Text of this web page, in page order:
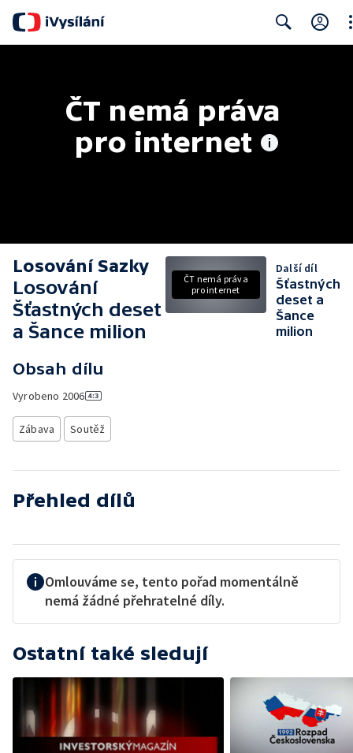
ČT nemá práva
pro internet
Losování Sazky
Losování
Šťastných deset
a Šance milion
Obsah dílu
Vyrobeno 2006
Zábava Soutěž
ČT nemá práva
pro internet
Další díl
Šťastných
deset a
Šance
milion
Přehled dílů
Omlouváme se, tento pořad momentálně
nemá žádné přehratelné díly.
Ostatní také sledují